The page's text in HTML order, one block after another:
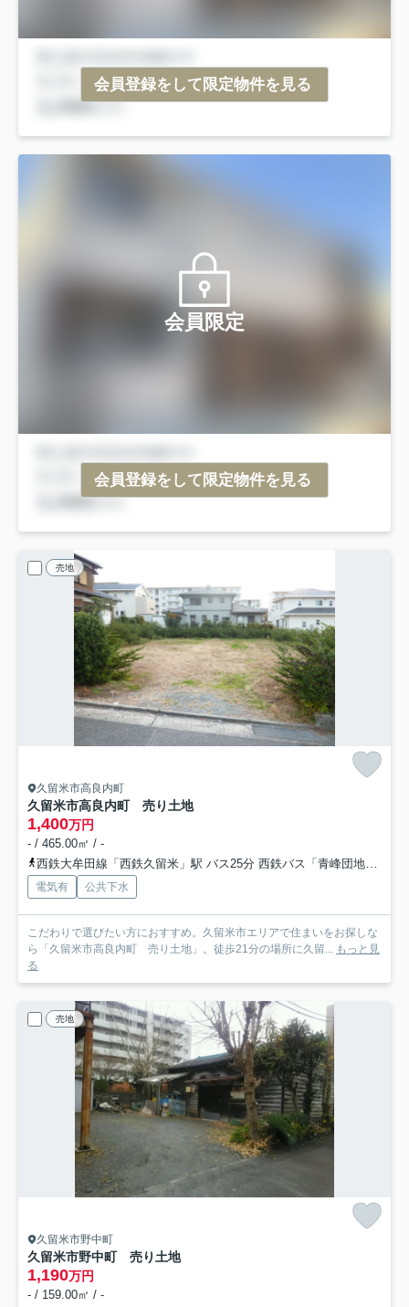
会員登録をして限定物件を見る
会員限定
会員登録をして限定物件を見る
売地
久留米市高良内町
久留米市高良内町 売り土地
1,400万円
- / 465.00㎡ / -
西鉄大牟田線「西鉄久留米」駅 バス25分 西鉄バス「青峰団地角停」 停歩4分
電気有 公共下水
こだわりで選びたい方におすすめ。久留米市エリアで住まいをお探しな
ら「久留米市高良内町 売り土地」。徒歩21分の場所に久留... もっと見
る
売地
久留米市野中町
久留米市野中町 売り土地
1,190万円
- / 159.00㎡ / -